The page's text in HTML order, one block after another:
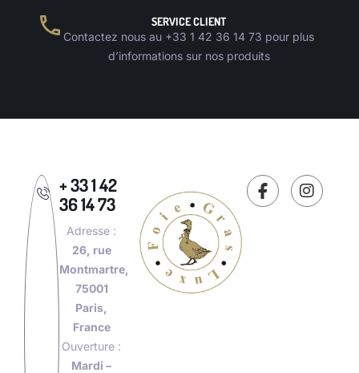
SERVICE CLIENT
Contactez nous au +33 1 42 36 14 73 pour plus
d’informations sur nos produits
+ 33 1 42
36 14 73
Adresse :
26, rue
Montmartre,
75001
Paris,
France
Ouverture :
Mardi –